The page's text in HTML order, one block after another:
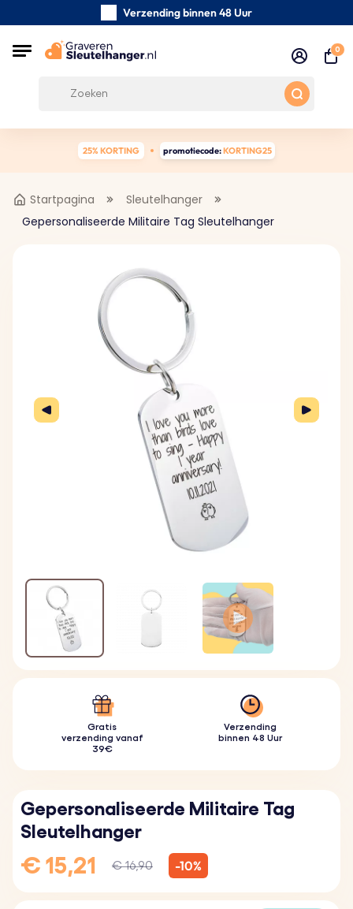
Verzending binnen 48 Uur
Klanten Beoordelingen:
0
25% KORTING promotiecode:KORTING25
Startpagina
Sleutelhanger
Gepersonaliseerde Militaire Tag Sleutelhanger
Gratis
verzending vanaf
39€
Verzending
binnen 48 Uur
Gepersonaliseerde Militaire Tag
Sleutelhanger
€ 15,21 € 16,90 -10%